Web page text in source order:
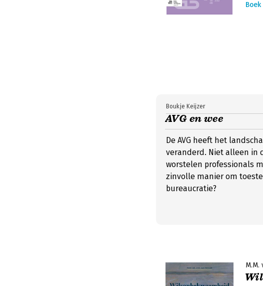
AVG en wee
Boukje Keijzer
De AVG heeft het
veranderd. Niet alleen in
worstelen professionals
zinvolle manier om
bureaucratie?
M.M.